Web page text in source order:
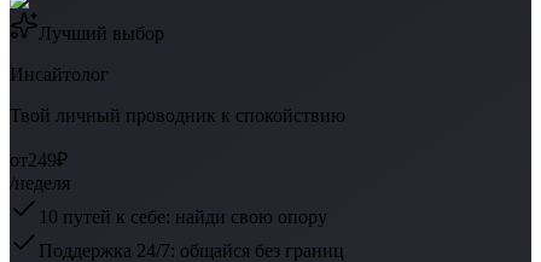
Лучший выбор
Инсайтолог
Твой личный проводник к спокойствию
от249₽
/неделя
10 путей к себе: найди свою опору
Поддержка 24/7: общайся без границ